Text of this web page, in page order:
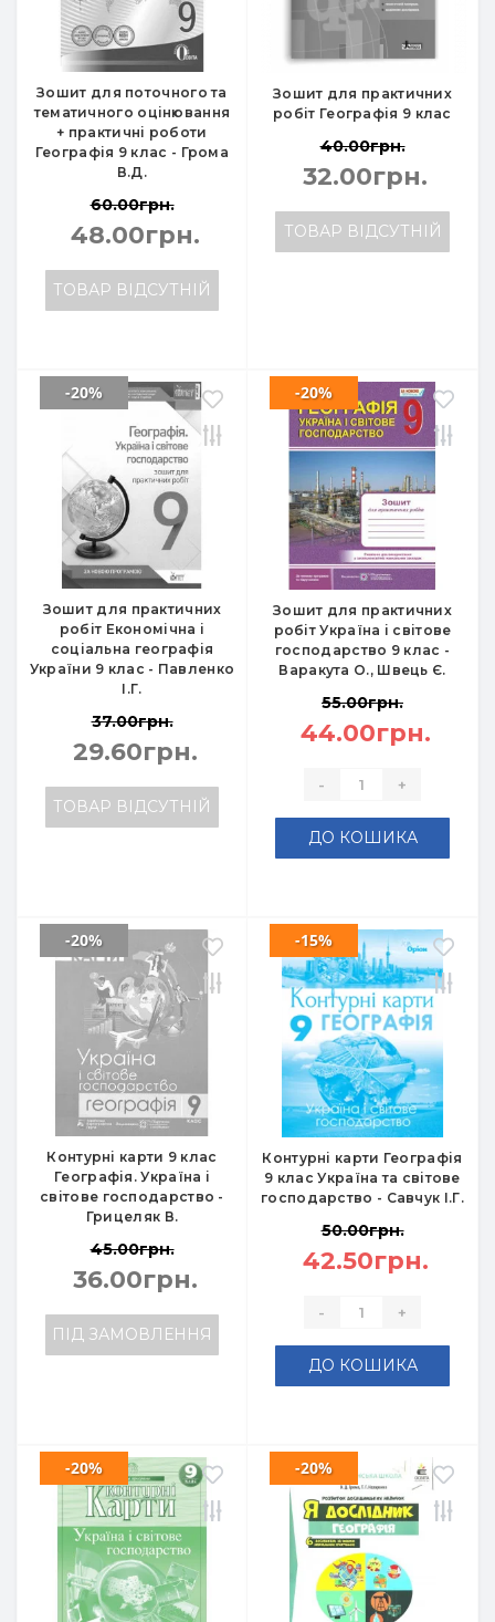
Зошит для поточного та
тематичного оцінювання
+ практичні роботи
Географія 9 клас - Грома
В.Д.
60.00грн.
48.00грн.
ТОВАР ВІДСУТНІЙ
Зошит для практичних
робіт Географія 9 клас
40.00грн.
32.00грн.
ТОВАР ВІДСУТНІЙ
Зошит для практичних
робіт Економічна і
соціальна географія
України 9 клас - Павленко
І.Г.
-20%
37.00грн.
29.60грн.
ТОВАР ВІДСУТНІЙ
Зошит для практичних
робіт Україна і світове
господарство 9 клас -
Варакута О., Швець Є.
-20%
55.00грн.
44.00грн.
- +
ДО КОШИКА
Контурні карти 9 клас
Географія. Україна і
світове господарство -
Грицеляк В.
-20%
45.00грн.
36.00грн.
ПІД ЗАМОВЛЕННЯ
Контурні карти Географія
9 клас Україна та світове
господарство - Савчук І.Г.
-15%
50.00грн.
42.50грн.
- +
ДО КОШИКА
-20% -20%